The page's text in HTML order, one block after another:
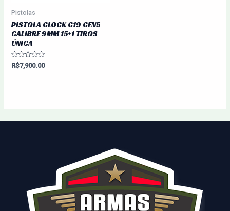
Pistolas
PISTOLA GLOCK G19 GEN5
CALIBRE 9MM 15+1 TIROS
ÚNICA
Avaliação
R$7,900.00